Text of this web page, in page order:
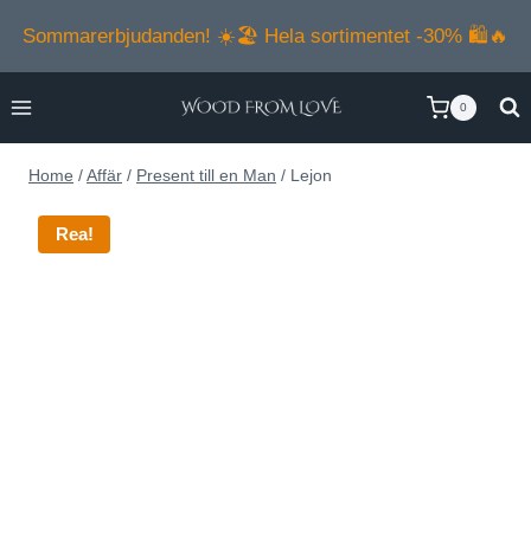
content
Sommarerbjudanden! ☀️🏖️ Hela sortimentet -30% 🛍️🔥
0
Home /Affär / Present till en Man / Lejon
Rea!